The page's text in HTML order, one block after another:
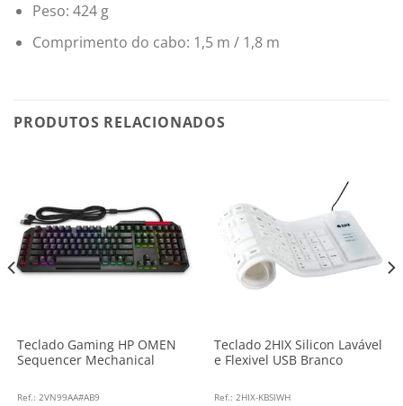
Peso: 424 g
Comprimento do cabo: 1,5 m / 1,8 m
PRODUTOS RELACIONADOS
Teclado Gaming HP OMEN
Sequencer Mechanical
Ref.: 2VN99AA#AB9
Teclado 2HIX Silicon Lavável
e Flexivel USB Branco
Ref.: 2HIX-KBSIWH